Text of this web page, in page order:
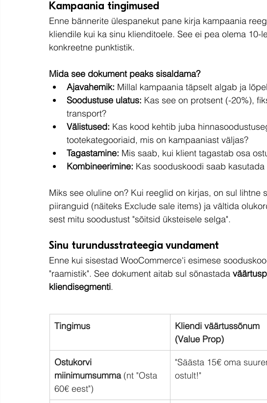
Kampaania tingimused
Enne bännerite ülespanekut pane kirja kampaania
kliendile kui ka sinu klienditoele. See ei pea olema 10-
konkreetne punktistik.
Mida see dokument peaks sisaldama?
Ajavahemik: Millal kampaania täpselt algab ja
Soodustuse ulatus: Kas see on protsent (-20%),
transport?
Välistused: Kas kood kehtib juba
tootekategooriaid, mis on kampaaniast väljas?
Tagastamine: Mis saab, kui klient tagastab osa
Kombineerimine: Kas sooduskoodi saab
Miks see oluline on? Kui reeglid on kirjas, on sul lihtne
piiranguid (näiteks Exclude sale items) ja vältida
sest mitu soodustust "sõitsid üksteisele selga".
Sinu turundusstrateegia vundament
Enne kui sisestad WooCommerce'i esimese
"raamistik". See dokument aitab sul sõnastada
kliendisegmenti.
Tingimus
Kliendi väärtussõnum
(Value Prop)
Ostukorvi
miinimumsumma (nt "Osta
60€ eest")
"Säästa 15€ oma
ostult!"